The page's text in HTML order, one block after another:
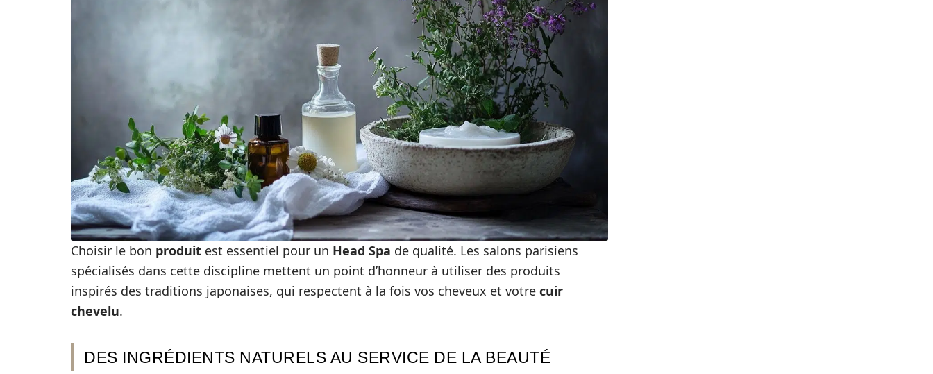
Choisir le bon produit est essentiel pour un Head Spa de qualité. Les salons parisiens
spécialisés dans cette discipline mettent un point d’honneur à utiliser des produits
inspirés des traditions japonaises, qui respectent à la fois vos cheveux et votre cuir
chevelu.
DES INGRÉDIENTS NATURELS AU SERVICE DE LA BEAUTÉ